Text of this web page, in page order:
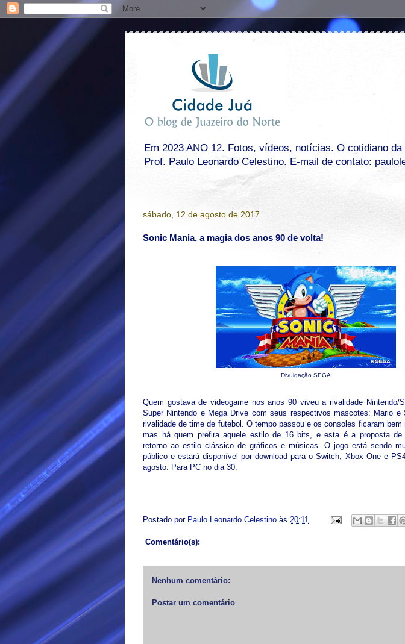
Em 2023 ANO 12. Fotos, vídeos, notícias. O cotidiano
Prof. Paulo Leonardo Celestino. E-mail de contato:
sábado, 12 de agosto de 2017
Sonic Mania, a magia dos anos 90 de volta!
Divulgação SEGA
Quem gostava de videogame nos anos 90 viveu a rivalidade Nintendo/
Super Nintendo e Mega Drive com seus respectivos mascotes: Mario e
rivalidade de time de futebol. O tempo passou e os consoles ficaram bem
mas há quem prefira aquele estilo de 16 bits, e esta é a proposta de
retorno ao estilo clássico de gráficos e músicas. O jogo está sendo
público e estará disponível por download para o Switch, Xbox One e
agosto. Para PC no dia 30.
Postado por Paulo Leonardo Celestino às 20:11
Comentário(s):
Nenhum comentário:
Postar um comentário